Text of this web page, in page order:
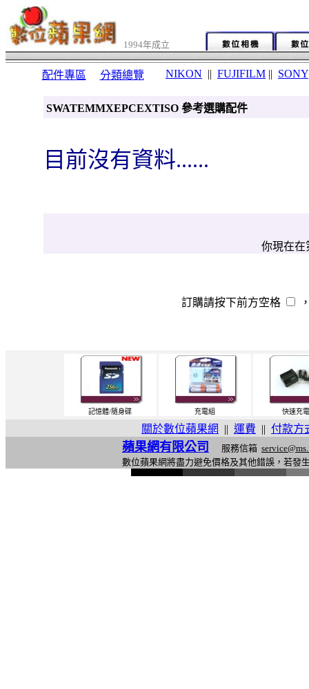
1994年成立
配件專區 分類總覽 NIKON || FUJIFILM || SONY
SWATEMMXEPCEXTISO 參考選購配件
目前沒有資料......
你現在在
訂購請按下前方空格
記憶體/隨身碟 充電組 快速充
關於數位蘋果網 || 運費 || 付款方
蘋果網有限公司 服務信箱
數位蘋果網將盡力避免價格及其他錯誤，若發